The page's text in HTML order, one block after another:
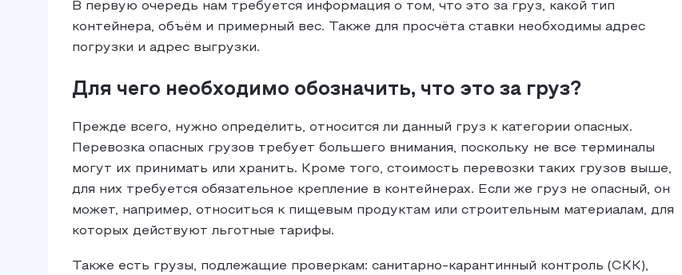
В первую очередь нам требуется информация о том, что это за груз, какой тип
контейнера, объём и примерный вес. Также для просчёта ставки необходимы адрес
погрузки и адрес выгрузки.
Для чего необходимо обозначить, что это за груз?
Прежде всего, нужно определить, относится ли данный груз к категории опасных.
Перевозка опасных грузов требует большего внимания, поскольку не все терминалы
могут их принимать или хранить. Кроме того, стоимость перевозки таких грузов выше,
для них требуется обязательное крепление в контейнерах. Если же груз не опасный, он
может, например, относиться к пищевым продуктам или строительным материалам, для
которых действуют льготные тарифы.
Также есть грузы, подлежащие проверкам: санитарно-карантинный контроль (СКК),